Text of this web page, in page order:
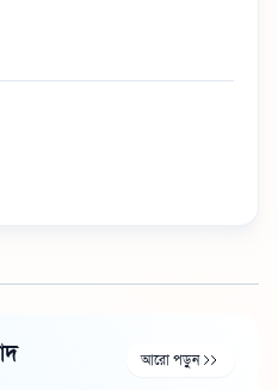
আরো পড়ুন